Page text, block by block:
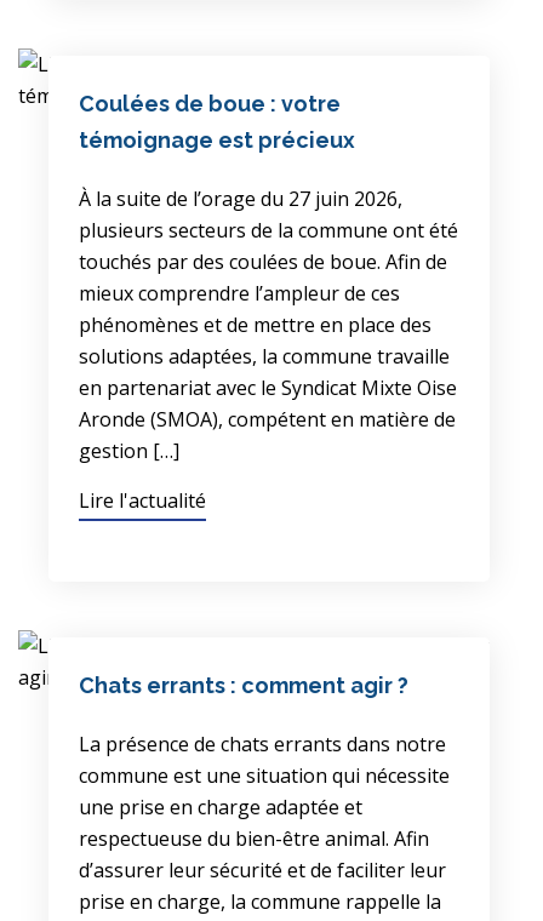
Coulées de boue : votre
témoignage est précieux
À la suite de l’orage du 27 juin 2026,
plusieurs secteurs de la commune ont été
touchés par des coulées de boue. Afin de
mieux comprendre l’ampleur de ces
phénomènes et de mettre en place des
solutions adaptées, la commune travaille
en partenariat avec le Syndicat Mixte Oise
Aronde (SMOA), compétent en matière de
gestion […]
Lire l'actualité
Chats errants : comment agir ?
La présence de chats errants dans notre
commune est une situation qui nécessite
une prise en charge adaptée et
respectueuse du bien-être animal. Afin
d’assurer leur sécurité et de faciliter leur
prise en charge, la commune rappelle la